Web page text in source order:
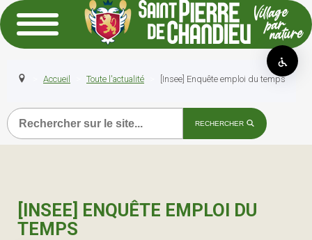
Accueil Toute l'actualité [Insee] Enquête emploi du temps
Recherche
RECHERCHER
[INSEE] ENQUÊTE EMPLOI DU
TEMPS